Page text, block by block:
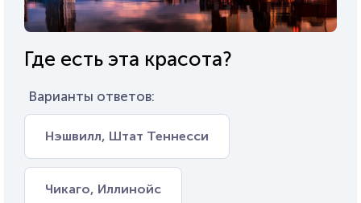
Где есть эта красота?
Варианты ответов:
Нэшвилл, Штат Теннесси
Чикаго, Иллинойс